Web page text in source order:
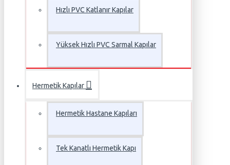
Hızlı PVC Katlanır Kapılar
Yüksek Hızlı PVC Sarmal Kapılar
Hermetik Kapılar
Hermetik Hastane Kapıları
Tek Kanatlı Hermetik Kapı